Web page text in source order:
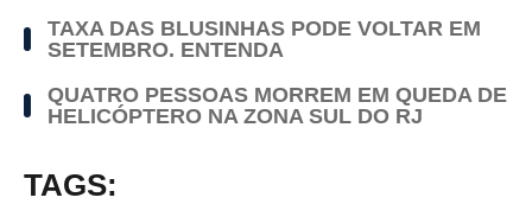
TAXA DAS BLUSINHAS PODE VOLTAR EM
SETEMBRO. ENTENDA
QUATRO PESSOAS MORREM EM QUEDA DE
HELICÓPTERO NA ZONA SUL DO RJ
TAGS: